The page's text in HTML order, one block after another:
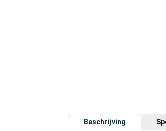
Beschrijving